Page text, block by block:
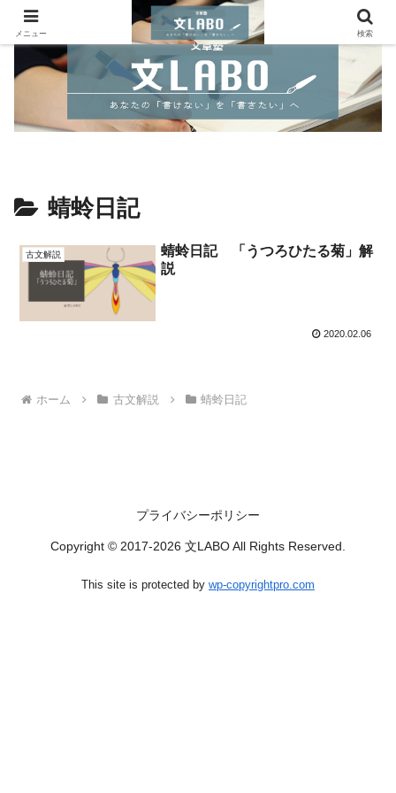
蜻蛉日記
古文解説
蜻蛉日記 「うつろひたる菊」解
説
2020.02.06
ホーム 古文解説 蜻蛉日記
プライバシーポリシー
Copyright © 2017-2026 文LABO All Rights Reserved.
メニュー 検索
This site is protected by wp-copyrightpro.com